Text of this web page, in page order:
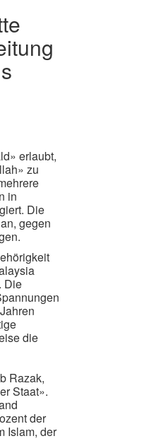
erlaubt,
zu
in
Die
gegen
Die
die
Razak,
Staat».
der
Islam, der